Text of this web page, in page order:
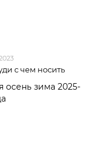
с чем носить